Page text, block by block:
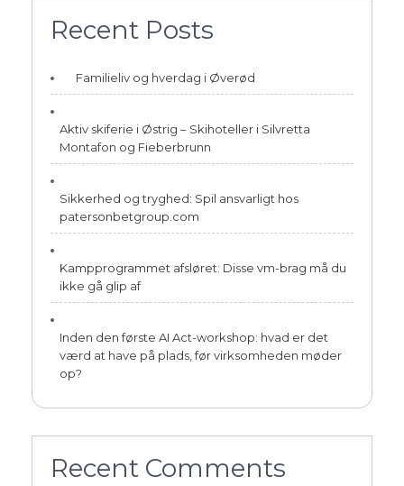
Recent Posts
Familieliv og hverdag i Øverød
Aktiv skiferie i Østrig – Skihoteller i Silvretta
Montafon og Fieberbrunn
Sikkerhed og tryghed: Spil ansvarligt hos
patersonbetgroup.com
Kampprogrammet afsløret: Disse vm-brag må du
ikke gå glip af
Inden den første AI Act-workshop: hvad er det
værd at have på plads, før virksomheden møder
op?
Recent Comments